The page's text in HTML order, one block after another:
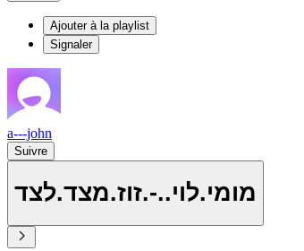
Ajouter à la playlist
Signaler
a---john
Suivre
מומי.לוי..-.זוז.מצד.לצד